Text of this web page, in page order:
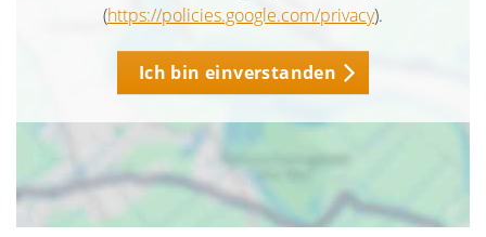
(https://policies.google.com/privacy).
Ich bin einverstanden